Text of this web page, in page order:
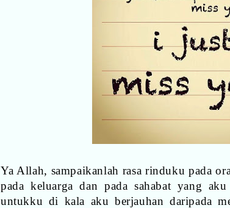
Ya Allah, sampaikanlah rasa rinduku pada
pada keluarga dan pada sahabat yang
untukku di kala aku berjauhan daripada